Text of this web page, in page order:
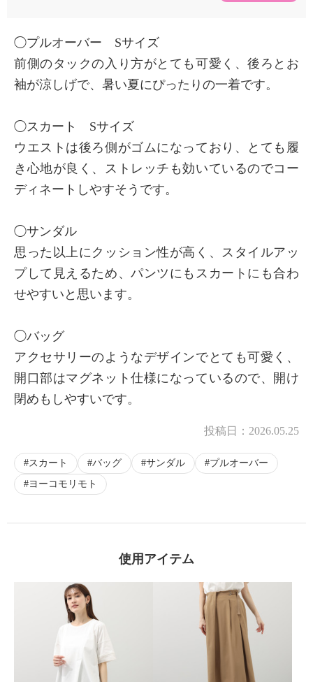
◯プルオーバー Sサイズ
前側のタックの入り方がとても可愛く、後ろとお
袖が涼しげで、暑い夏にぴったりの一着です。
◯スカート Sサイズ
ウエストは後ろ側がゴムになっており、とても履
き心地が良く、ストレッチも効いているのでコー
ディネートしやすそうです。
◯サンダル
思った以上にクッション性が高く、スタイルアッ
プして見えるため、パンツにもスカートにも合わ
せやすいと思います。
◯バッグ
アクセサリーのようなデザインでとても可愛く、
開口部はマグネット仕様になっているので、開け
閉めもしやすいです。
投稿日： 2026.05.25
スカート バッグ サンダル
プルオーバー
ヨーコモリモト
使用アイテム